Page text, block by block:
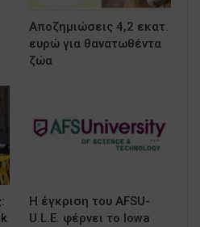
Αποζημιώσεις 4,2 εκατ.
ευρώ για θανατωθέντα
ζώα
Η έγκριση του AFSU-
U.L.E. φέρνει το Iowa